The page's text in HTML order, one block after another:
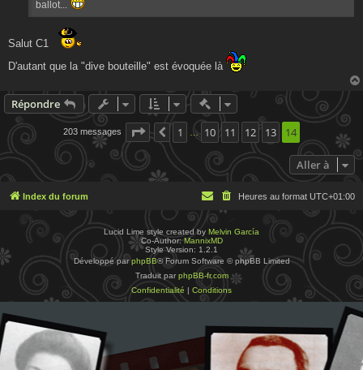
ballot...
Salut C1
D'autant que la "dive bouteille" est évoquée là
Répondre Actions rapides de
203 messages Page 14 sur 14
Précédente
1 … 10 11 12 13 14
Aller à
Index du forum Heures au format UTC+01:00
Lucid Lime style created by Melvin García
Co-Author:MannixMD
Style Version: 1.2.1
Développé parphpBB® Forum Software © phpBB Limited
Traduit par phpBB-fr.com
Confidentialité
Conditions